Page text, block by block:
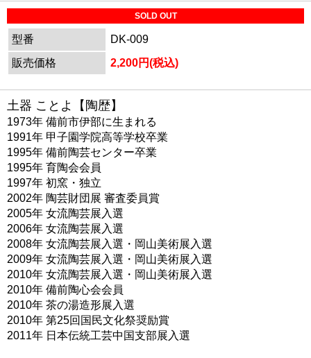
SOLD OUT
型番
DK-009
販売価格
2,200円(税込)
土器 ことよ【陶歴】
1973年 備前市伊部に生まれる
1991年 甲子園学院高等学校卒業
1995年 備前陶芸センター卒業
1995年 育陶会会員
1997年 初窯・独立
2002年 陶芸財団展 審査委員賞
2005年 女流陶芸展入選
2006年 女流陶芸展入選
2008年 女流陶芸展入選・岡山美術展入選
2009年 女流陶芸展入選・岡山美術展入選
2010年 女流陶芸展入選・岡山美術展入選
2010年 備前陶心会会員
2010年 茶の湯造形展入選
2010年 第25回国民文化祭奨励賞
2011年 日本伝統工芸中国支部展入選